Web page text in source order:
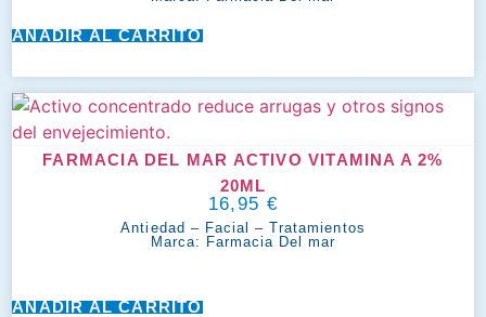
AÑADIR AL CARRITO
FARMACIA DEL MAR ACTIVO VITAMINA A 2%
20ML
16,95 €
Antiedad – Facial –Tratamientos
Marca: Farmacia Del mar
AÑADIR AL CARRITO